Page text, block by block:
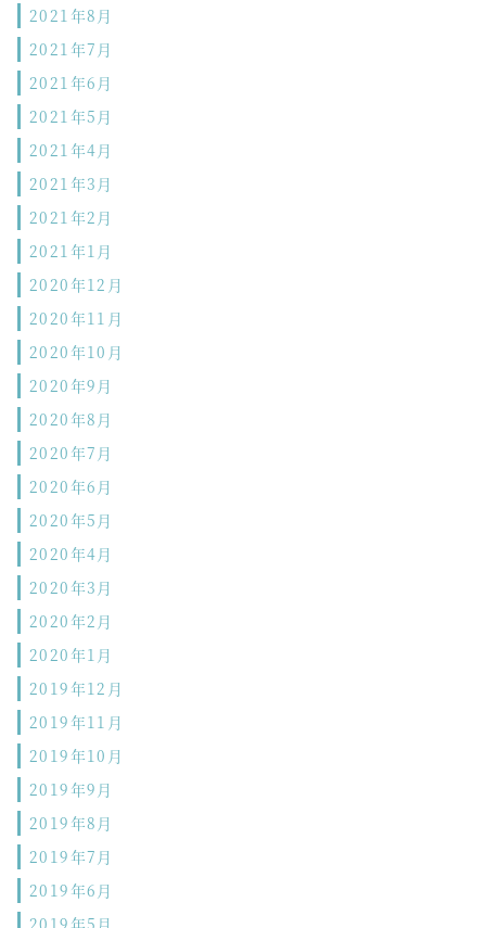
2021年8月
2021年7月
2021年6月
2021年5月
2021年4月
2021年3月
2021年2月
2021年1月
2020年12月
2020年11月
2020年10月
2020年9月
2020年8月
2020年7月
2020年6月
2020年5月
2020年4月
2020年3月
2020年2月
2020年1月
2019年12月
2019年11月
2019年10月
2019年9月
2019年8月
2019年7月
2019年6月
2019年5月